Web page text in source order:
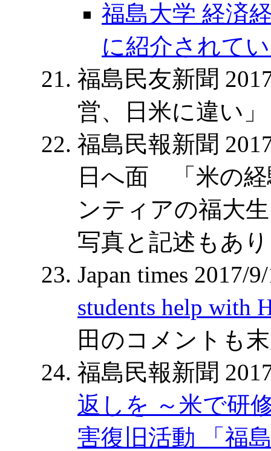
福島大学 経済
に紹介されて
福島民友新聞
営、日米に違い
福島民報新聞
日へ面 「米の
ンティアの福大
写真と記述もあり
Japan times 2017/
students help with
田のコメントも
福島民報新聞
返しを ～米で研
害復旧活動 「福